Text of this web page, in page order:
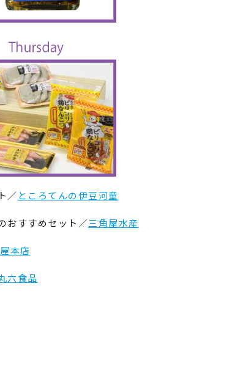
／ ところてんの伊豆河童
おすすめセット／三角屋水産
本店
六食品